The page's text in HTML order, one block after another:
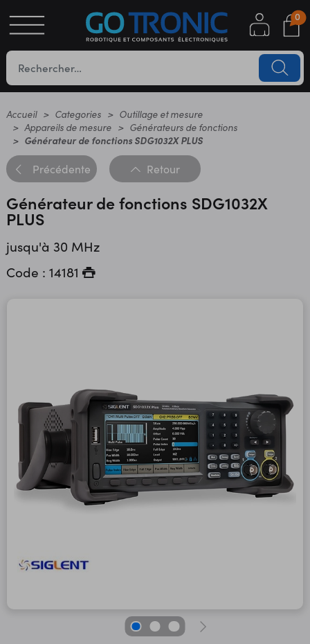
0
Accueil Categories
Outillage et mesure
Appareils de mesure
Générateurs de fonctions
Générateur de fonctions SDG1032X PLUS
Précédente Retour
Générateur de fonctions SDG1032X
PLUS
jusqu'à 30 MHz
Code : 14181